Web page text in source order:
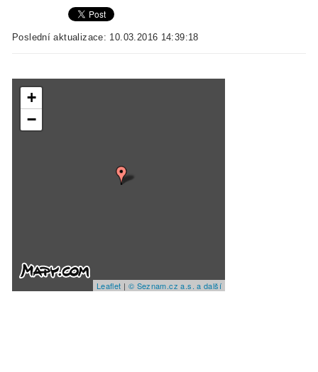
Poslední aktualizace: 10.03.2016 14:39:18
+
−
Leaflet | © Seznam.cz a.s. a další